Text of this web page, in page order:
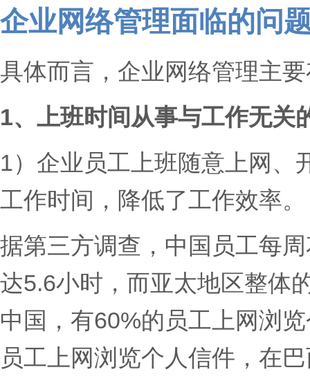
企业网络管理面临的问
具体而言，企业网络管理主
1、 上班时间从事与工作无关
1）企业员工上班随意上网、
工作时间，降低了工作效率。
据第三方调查，中国员工每
达5.6小时，而亚太地区整体
中国，有60%的员工上网浏
员工上网浏览个人信件，在